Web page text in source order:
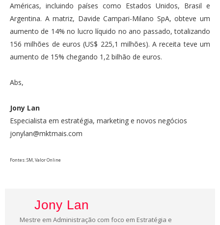
Américas, incluindo países como Estados Unidos, Brasil e
Argentina. A matriz, Davide Campari-Milano SpA, obteve um
aumento de 14% no lucro líquido no ano passado, totalizando
156 milhões de euros (US$ 225,1 milhões). A receita teve um
aumento de 15% chegando 1,2 bilhão de euros.
Abs,
Jony Lan
Especialista em estratégia, marketing e novos negócios
jonylan@mktmais.com
Fontes: SM, Valor Online
Jony Lan
Mestre em Administração com foco em Estratégia e